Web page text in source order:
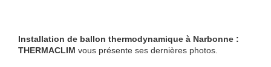
Installation de ballon thermodynamique à Narbonne :
THERMACLIM vous présente ses dernières photos.